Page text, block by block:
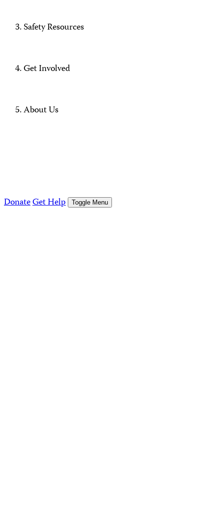
Safety Resources
Get Involved
About Us
DonateGet Help Toggle Menu